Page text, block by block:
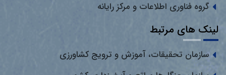
گروه فناوری اطلاعات و مرکز رایانه
لینک های مرتبط
سازمان تحقیقات، آموزش و ترویج کشاورزی